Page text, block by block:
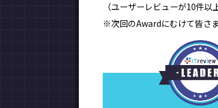
（ユーザーレビューが10件
※次回のAwardにむけて皆さ